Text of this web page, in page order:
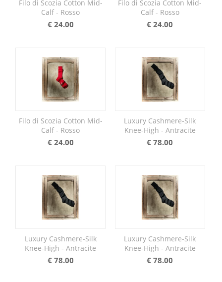
Filo di Scozia Cotton Mid-
Calf - Rosso
€ 24.00
Filo di Scozia Cotton Mid-
Calf - Rosso
€ 24.00
Filo di Scozia Cotton Mid-
Calf - Rosso
€ 24.00
Luxury Cashmere-Silk
Knee-High - Antracite
€ 78.00
Luxury Cashmere-Silk
Knee-High - Antracite
€ 78.00
Luxury Cashmere-Silk
Knee-High - Antracite
€ 78.00